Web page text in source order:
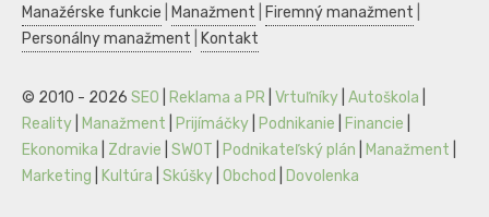
Manažérske funkcie Manažment Firemný manažment
Personálny manažment
Kontakt
© 2010 - 2026 SEO Reklama a PR Vrtuľníky Autoškola
Reality
Manažment Prijímáčky Podnikanie Financie
Ekonomika
Zdravie SWOT Podnikateľský plán Manažment
Marketing
Kultúra Skúšky Obchod Dovolenka